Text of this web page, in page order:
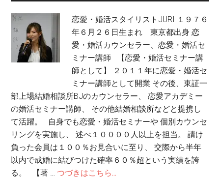
恋愛・婚活スタイリストJURI １９７６
年６月２６日生まれ 東京都出身 恋
愛・婚活カウンセラー、恋愛・婚活セ
ミナー講師 【恋愛・婚活セミナー講
師として】 ２０１１年に恋愛・婚活セ
ミナー講師として開業 その後、東証一
部上場結婚相談所BJのカウンセラー、 恋愛アカデミー
の婚活セミナー講師、 その他結婚相談所などと提携し
て活躍。 自身でも恋愛・婚活セミナーや 個別カウンセ
リングを実施し、 述べ１００００人以上を担当。 請け
負った会員は１００％お見合いに至り、 交際から半年
以内で成婚に結びつけた確率６０％超という実績を誇
る。 【著 …つづきはこちら...